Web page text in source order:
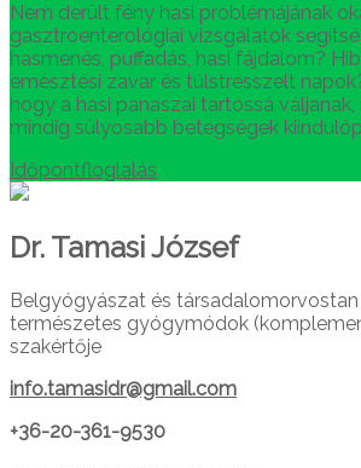
Nem derült fény hasi problémájának
gasztroenterológiai vizsgálatok
hasmenés, puffadás, hasi fájdalom?
emésztési zavar és túlstresszelt
hogy a hasi panaszai tartóssá
mindig súlyosabb betegségek
Időpontfloglalás
Dr. Tamasi József
Belgyógyászat és társadalomorvostan
természetes gyógymódok
szakértője
info.tamasidr@gmail.com
+36-20-361-9530